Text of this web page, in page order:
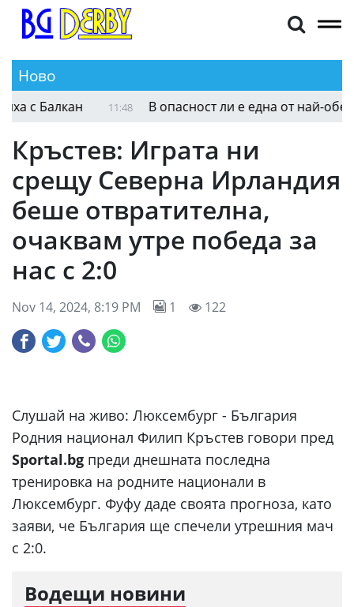
Ново
с Балкан 11:48 В опасност ли е една от най-
Кръстев: Играта ни
срещу Северна Ирландия
беше отвратителна,
очаквам утре победа за
нас с 2:0
Nov 14, 2024, 8:19 PM 1 122
Слушай на живо: Люксембург - България
Родния национал Филип Кръстев говори пред
Sportal.bg преди днешната последна
тренировка на родните национали в
Люксембург. Фуфу даде своята прогноза, като
заяви, че България ще спечели утрешния мач
с 2:0.
Водещи новини